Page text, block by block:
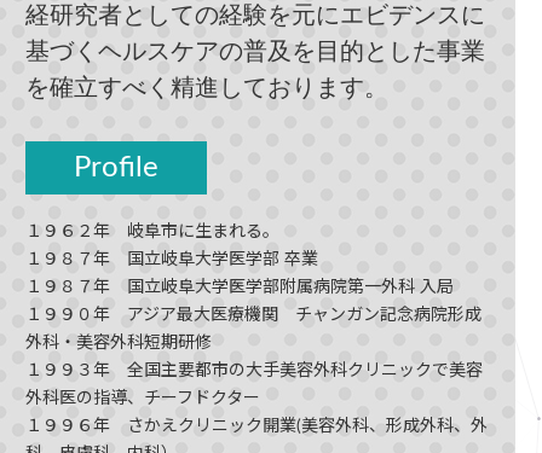
経研究者としての経験を元にエビデンスに
基づくヘルスケアの普及を目的とした事業
を確立すべく精進しております。
Profile
１９６２年 岐阜市に生まれる。
１９８７年 国立岐阜大学医学部 卒業
１９８７年 国立岐阜大学医学部附属病院第一外科 入局
１９９０年 アジア最大医療機関 チャンガン記念病院形成
外科・美容外科短期研修
１９９３年 全国主要都市の大手美容外科クリニックで美容
外科医の指導、チーフドクター
１９９６年 さかえクリニック開業(美容外科、形成外科、外